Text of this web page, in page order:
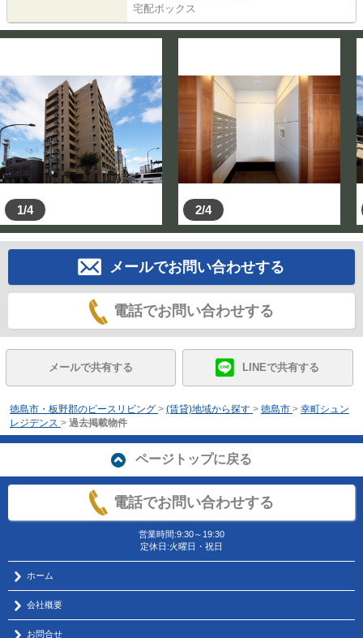
宅配ボックス
1/4 2/4
メールでお問い合わせする
電話でお問い合わせする
メールで共有する LINEで共有する
徳島市・板野郡のピースリビング > (賃貸)地域から探す > 徳島市 > 幸町シュン
レジデンス > 過去掲載物件
ページトップに戻る
電話でお問い合わせする
営業時間:9:30～19:30
定休日:火曜日・祝日
ホーム
会社概要
お問合せ